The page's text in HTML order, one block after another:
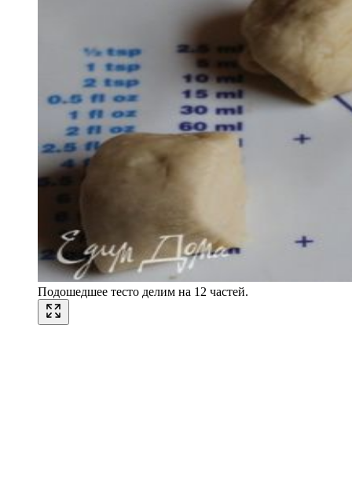
Подошедшее тесто делим на 12 частей.